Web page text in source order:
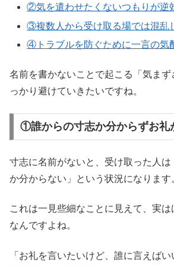
②気を遣わせたくないつもりが逆
③複数人から受け取る場では混乱
④トラブルを防ぐために一言の気
名前を書かないことで起こる「気まず
っかり避けていきたいですね。
①誰からの寸志か分からずお礼
寸志に名前がないと、受け取った人
か分からない」という状況になります
これは一見些細なことに見えて、実
なんですよね。
「お礼を言いたいけど、誰に言えば